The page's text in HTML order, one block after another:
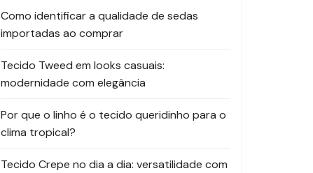
Como identificar a qualidade de sedas
importadas ao comprar
Tecido Tweed em looks casuais:
modernidade com elegância
Por que o linho é o tecido queridinho para o
clima tropical?
Tecido Crepe no dia a dia: versatilidade com